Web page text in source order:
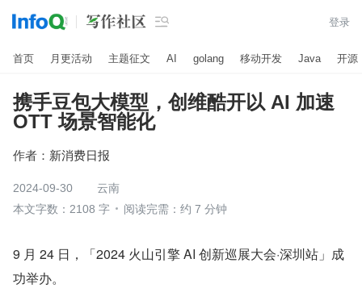
 登录
首页 月更活动 主题征文 AI golang 移动开发 Java 开源
携手豆包大模型，创维酷开以 AI 加速
OTT 场景智能化
作者： 新消费日报
2024-09-30
云南
本文字数：2108 字
阅读完需：约 7 分钟
9 月 24 日，「2024 火山引擎 AI 创新巡展大会·深圳站」成
功举办。